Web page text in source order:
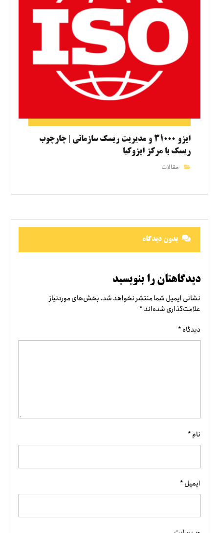
ایزو ۳۱۰۰۰ و مدیریت ریسک سازمانی | چارچوب
ریسک با مرکز ایزوکیا
مقالات
بدون دیدگاه
دیدگاهتان را بنویسید
نشانی ایمیل شما منتشر نخواهد شد.بخش‌های موردنیاز
علامت‌گذاری شده‌اند*
دیدگاه*
نام*
ایمیل*